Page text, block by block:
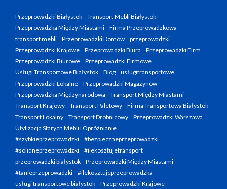
Przeprowadzki Białystok
Transport Mebli Białystok
Przeprowadzka Między Miastami
Firma Przeprowadzkowa
transport mebli
Przeprowadzki Domów
przeprowadzki
Przeprowadzki Krajowe
Przeprowadzki Biura
Przeprowadzki Firm
Przeprowadzki Biurowe
Przeprowadzki Firmowe
Usługi Transportowe Białystok
Blog
usługitransportowe
Przeprowadzki Lokalne
Przeprowadzki Magazynów
Przeprowadzka Międzynarodowa
Transport Między Miastami
Transport Krajowy
Transport Paletowy
Firma Transportowa Białystok
Transport Lokalny
Transport Drobnicowy
Przeprowadzki Warszawa
Utylizacja Starych Mebli i Opróżnianie
#szybkieprzeprowadzki
#bezpieczneprzeprowadzki
#solidneprzeprowadzki
#ilekosztujetransport
przeprowadzki białystok
Przeprowadzki Między Miastami
#tanieprzeprowadzki
#ilekosztujeprzeprowadzka
usługi transportowe białystok
Przeprowadzki Krajowe